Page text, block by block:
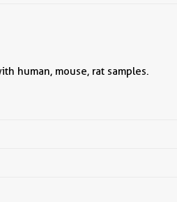
human, mouse, rat samples.